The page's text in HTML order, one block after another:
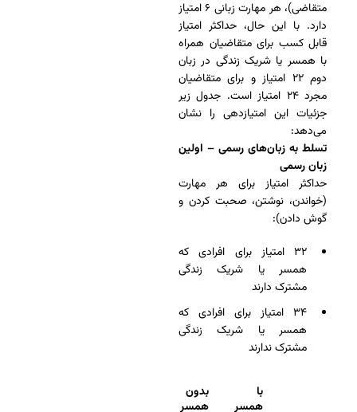
متقاضی)، هر مهارت زبانی ۶ امتیاز
دارد. با این حال، حداکثر امتیاز
قابل کسب برای متقاضیان همراه
با همسر یا شریک زندگی در زبان
دوم ۲۲ امتیاز و برای متقاضیان
مجرد ۲۴ امتیاز است. جدول زیر
جزئیات این امتیازدهی را نشان
می‌دهد:
تسلط به زبان‌های رسمی – اولین
زبان رسمی
حداکثر امتیاز برای هر مهارت
(خواندن، نوشتن، صحبت کردن و
گوش دادن):
۳۲ امتیاز برای افرادی که
همسر یا شریک زندگی
مشترک دارند
۳۴ امتیاز برای افرادی که
همسر یا شریک زندگی
مشترک ندارند
با
همسر
بدون
همسر